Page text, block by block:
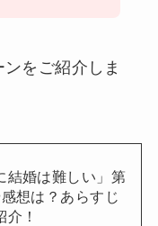
をご紹介しま
結婚は難しい」第
想は？あらすじ
！